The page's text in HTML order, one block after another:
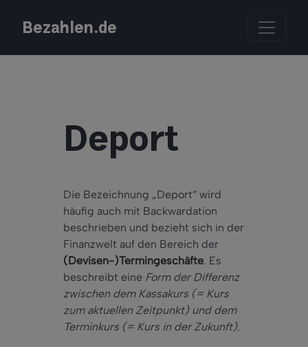
Bezahlen.de
Deport
Die Bezeichnung „Deport“ wird
häufig auch mit Backwardation
beschrieben und bezieht sich in der
Finanzwelt auf den Bereich der
(Devisen-)Termingeschäfte. Es
beschreibt eine Form der Differenz
zwischen dem Kassakurs (= Kurs
zum aktuellen Zeitpunkt) und dem
Terminkurs (= Kurs in der Zukunft).